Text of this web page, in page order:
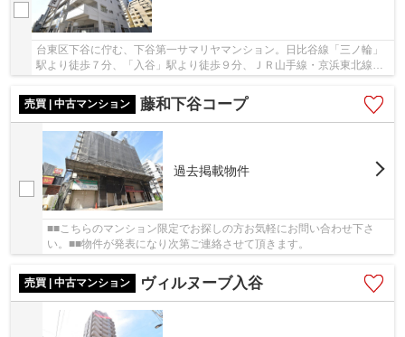
台東区下谷に佇む、下谷第一サマリヤマンション。日比谷線「三ノ輪」
駅より徒歩７分、「入谷」駅より徒歩９分、ＪＲ山手線・京浜東北線
売買 | 中古マンション
藤和下谷コープ
過去掲載物件
■■こちらのマンション限定でお探しの方お気軽にお問い合わせ下さ
い。■■物件が発表になり次第ご連絡させて頂きます。
売買 | 中古マンション ヴィルヌーブ入谷